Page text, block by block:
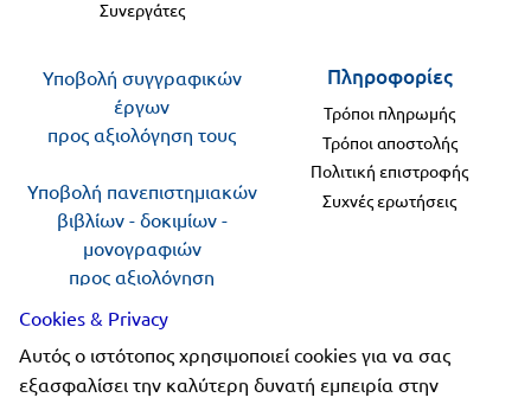
Παζλ και
Παιχνίδια
λύκειο
Συνεργάτες
Πληροφορίες
Τρόποι πληρωμής
Τρόποι αποστολής
Πολιτική επιστροφής
Συχνές ερωτήσεις
Υποβολή συγγραφικών
έργων
προς αξιολόγηση τους
Υποβολή πανεπιστημιακών
βιβλίων - δοκιμίων -
μονογραφιών
προς αξιολόγηση
Ακολουθήστε μας
Cookies & Privacy
Αυτός ο ιστότοπος χρησιμοποιεί cookies για να σας
εξασφαλίσει την καλύτερη δυνατή εμπειρία στην